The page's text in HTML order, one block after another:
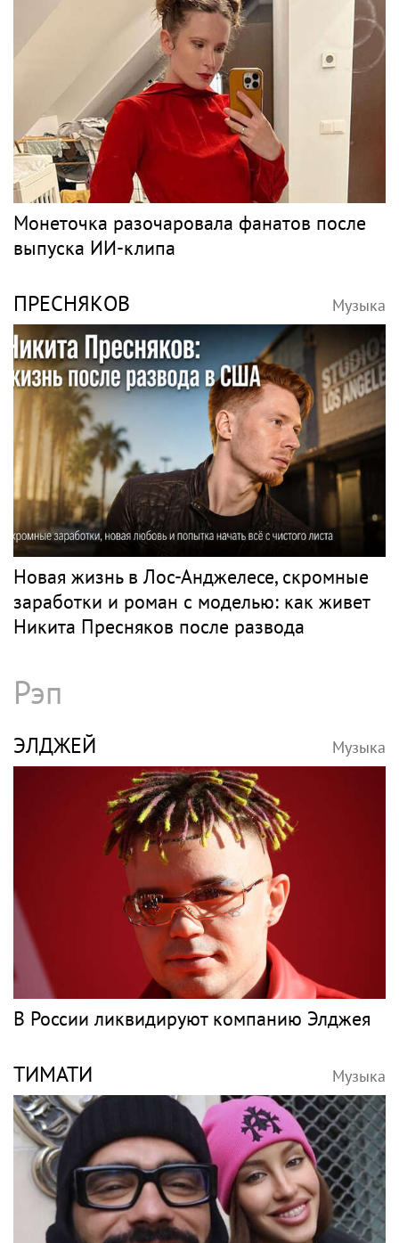
Монеточка разочаровала фанатов после
выпуска ИИ-клипа
ПРЕСНЯКОВ Музыка
Новая жизнь в Лос-Анджелесе, скромные
заработки и роман с моделью: как живет
Никита Пресняков после развода
Рэп
ЭЛДЖЕЙ Музыка
В России ликвидируют компанию Элджея
ТИМАТИ Музыка